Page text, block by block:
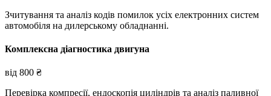
Зчитування та аналіз кодів помилок усіх електронних систем
автомобіля на дилерському обладнанні.
Комплексна діагностика двигуна
від 800 ₴
Перевірка компресії, ендоскопія циліндрів та аналіз паливної